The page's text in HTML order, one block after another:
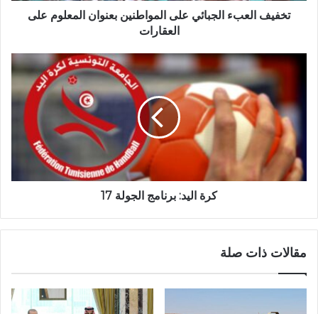
تخفيف العبء الجبائي على المواطنين بعنوان المعلوم على
العقارات
كرة اليد: برنامج الجولة 17
مقالات ذات صلة